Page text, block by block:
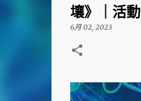
壤》｜活動
6月 02, 2023